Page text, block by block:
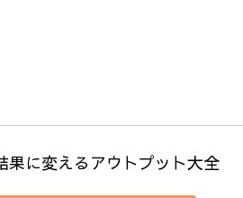
果に変えるアウトプット大全